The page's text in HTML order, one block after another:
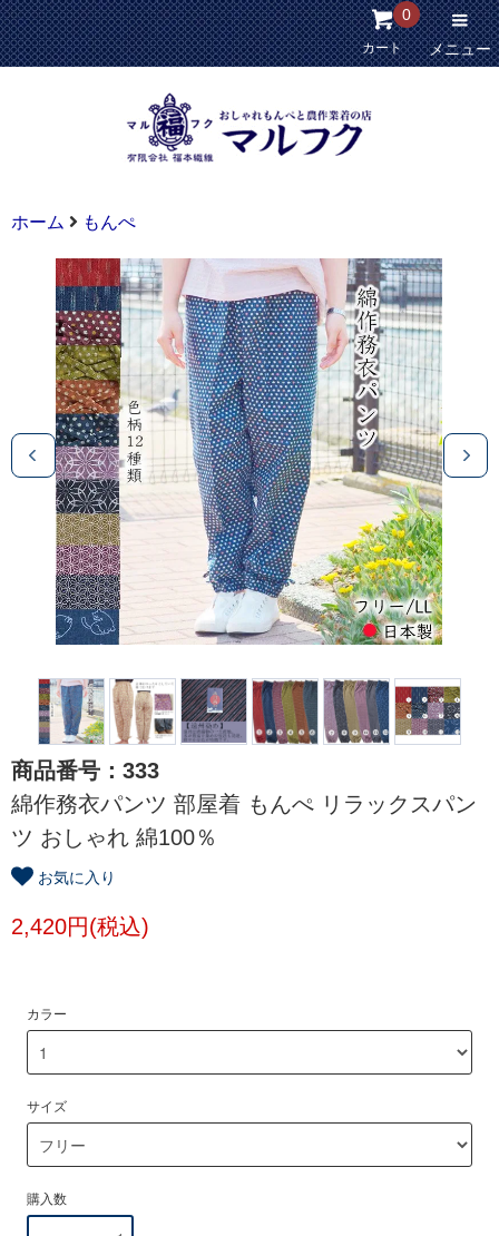
カート
0
メニュー
ホーム もんぺ
商品番号：333
綿作務衣パンツ 部屋着 もんぺ リラックスパン
ツ おしゃれ 綿100％
お気に入り
2,420円(税込)
カラー
サイズ
購入数